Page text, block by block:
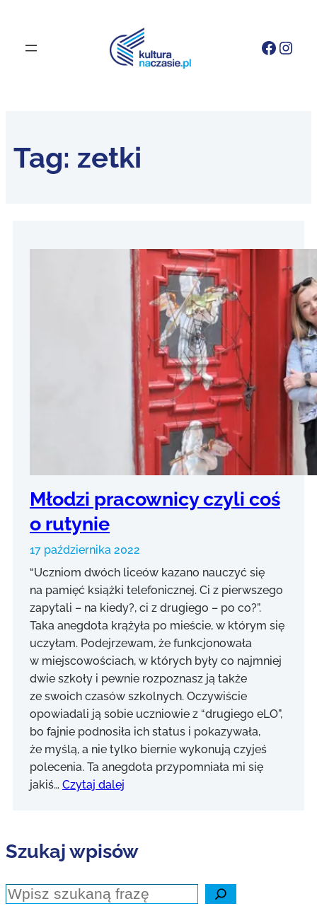
Tag: zetki
Młodzi pracownicy czyli coś
o rutynie
17 października 2022
“Uczniom dwóch liceów kazano nauczyć się
na pamięć książki telefonicznej. Ci z pierwszego
zapytali – na kiedy?, ci z drugiego – po co?”.
Taka anegdota krążyła po mieście, w którym się
uczyłam. Podejrzewam, że funkcjonowała
w miejscowościach, w których były co najmniej
dwie szkoły i pewnie rozpoznasz ją także
ze swoich czasów szkolnych. Oczywiście
opowiadali ją sobie uczniowie z “drugiego eLO”,
bo fajnie podnosiła ich status i pokazywała,
że myślą, a nie tylko biernie wykonują czyjeś
polecenia. Ta anegdota przypomniała mi się
jakiś… Czytaj dalej
Szukaj wpisów
Szukaj